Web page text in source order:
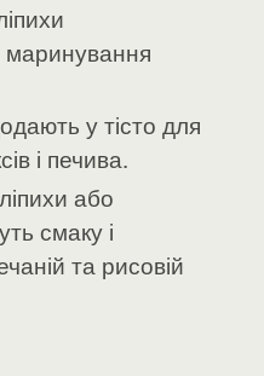
маринування
у тісто для
і печива.
або
смаку і
та рисовій